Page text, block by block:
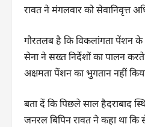
रावत ने मंगलवार को सेवानिवृत्त
गौरतलब है कि विकलांगता पेंशन के
सेना ने सख्त निर्देशों का पालन
अक्षमता पेंशन का भुगतान नहीं
बता दें कि पिछले साल हैदराबाद
जनरल बिपिन रावत ने कहा था कि